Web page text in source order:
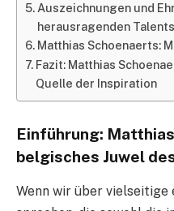
Auszeichnungen und
herausragenden Talents
Matthias Schoenaerts:
Fazit: Matthias
Quelle der Inspiration
Einführung:
belgisches Juwel
Wenn wir über vielseitige